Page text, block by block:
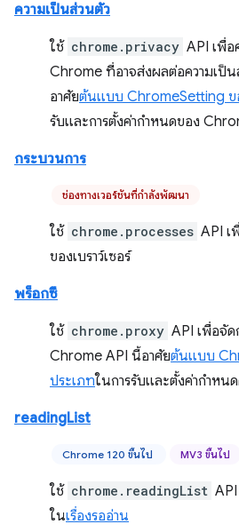
ความเป็นส่วนตัว
ใช้ chrome.privacy API เพื่อ
Chrome ที่อาจส่งผลต่อความเป็
อาศัยต้นแบบ ChromeSetting ข
รับและการตั้งค่ากำหนดของ
กระบวนการ
ช่องทางเวอร์ชันที่กำลังพัฒนา
ใช้ chrome.processes API เ
ของเบราว์เซอร์
พร็อกซี
ใช้ chrome.proxy API เพื่อจัด
Chrome API นี้อาศัยต้นแบบ
ประเภทในการรับและตั้งค่ากำหน
readingList
Chrome 120 ขึ้นไป MV3 ขึ้นไป
ใช้ chrome.readingList
ในเรื่องรออ่าน